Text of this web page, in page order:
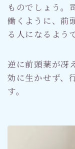
ものでしょう。
働くように、前
る人になるよう
逆に前頭葉が冴
効に生かせず、
す。